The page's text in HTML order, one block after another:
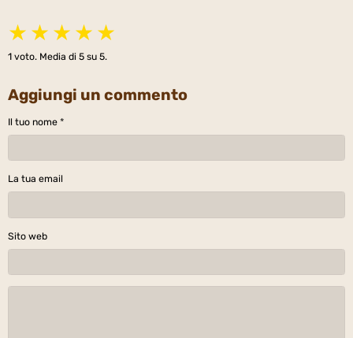
★ ★ ★ ★ ★
1 voto. Media di 5 su 5.
Aggiungi un commento
Il tuo nome
La tua email
Sito web